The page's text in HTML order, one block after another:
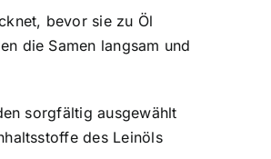
bevor sie zu Öl
die Samen langsam und
sorgfältig ausgewählt
des Leinöls